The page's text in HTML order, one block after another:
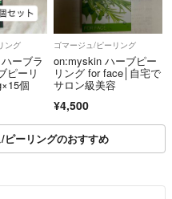
ング
ーブラ
ピーリ
個
ゴマージュ/ピーリング
on:myskin ハーブピー
リング for face│自宅で
サロン級美容
¥4,500
ーリングのおすすめ